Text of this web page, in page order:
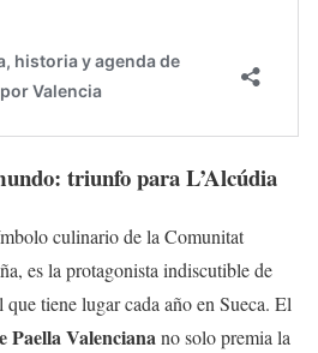
triunfo para L’Alcúdia
culinario de la Comunitat
es la protagonista indiscutible de
tiene lugar cada año en Sueca. El
Paella Valencianano solo premia la